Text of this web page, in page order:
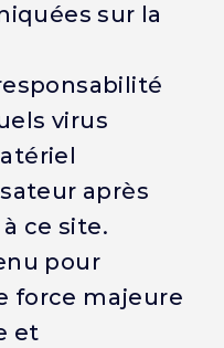
sur la
virus
après
à ce site.
pour
force majeure
et